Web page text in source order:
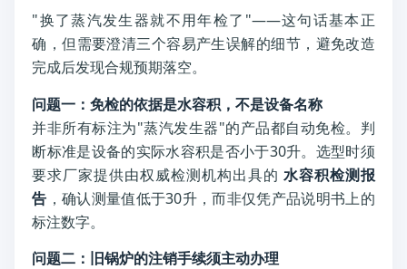
"换了蒸汽发生器就不用年检了"——这句话基本正
确，但需要澄清三个容易产生误解的细节，避免改造
完成后发现合规预期落空。
问题一：免检的依据是水容积，不是设备名称
并非所有标注为"蒸汽发生器"的产品都自动免检。判
断标准是设备的实际水容积是否小于30升。选型时须
要求厂家提供由权威检测机构出具的 水容积检测报
告 ，确认测量值低于30升，而非仅凭产品说明书上的
标注数字。
问题二：旧锅炉的注销手续须主动办理